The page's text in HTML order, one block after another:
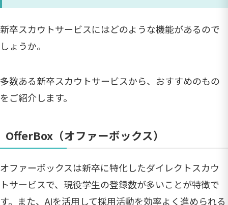
新卒スカウトサービスにはどのような機能があるので
しょうか。
多数ある新卒スカウトサービスから、おすすめのもの
をご紹介します。
OfferBox（オファーボックス）
オファーボックスは新卒に特化したダイレクトスカウ
トサービスで、現役学生の登録数が多いことが特徴で
す。また、AIを活用して採用活動を効率よく進められる